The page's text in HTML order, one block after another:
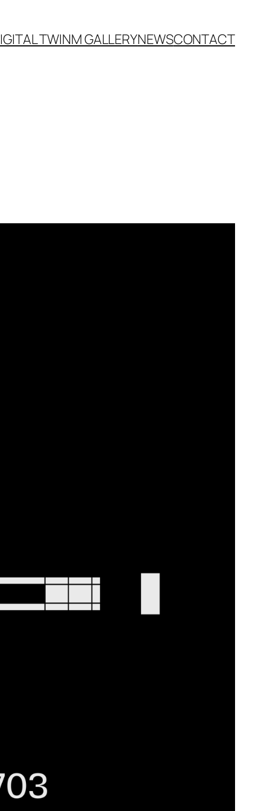
TWINM GALLERYNEWSCONTACT